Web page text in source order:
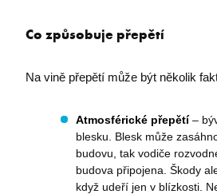
Co způsobuje přepětí
Na vině přepětí může být několik
Atmosférické přepětí–
blesku. Blesk může
budovu, tak vodiče
budova připojena. Škody
když udeří jen v blízkosti.